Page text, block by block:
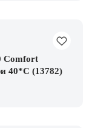
Comfort
40*С (13782)